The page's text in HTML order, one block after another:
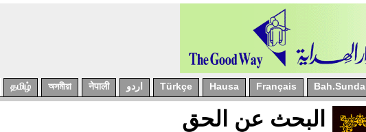
Bah.Sunda
Français
Hausa
Türkçe اردو नेपाली
অসমীয়া
தமிழ்
البحث عن الحق